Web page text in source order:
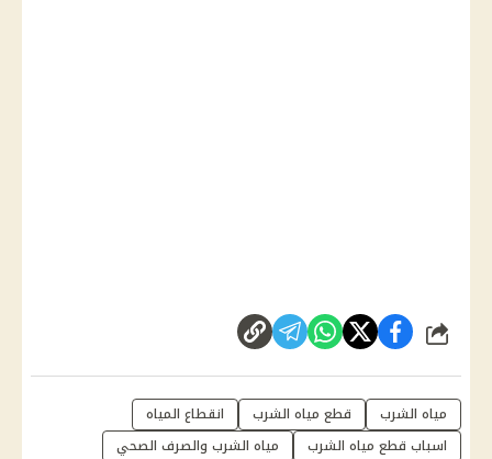
شارك
مياه الشرب قطع مياه الشرب
انقطاع المياه
اسباب قطع مياه الشرب
مياه الشرب والصرف الصحي